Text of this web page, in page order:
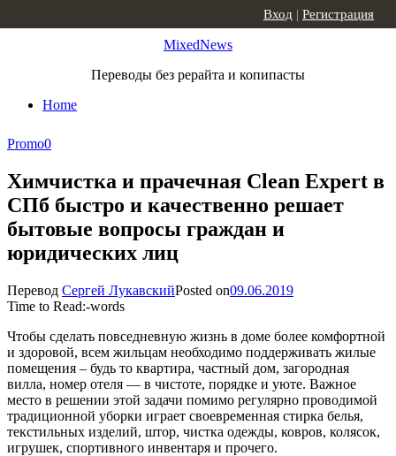
MixedNews
Переводы без рерайта и копипасты
Home
Вход | Регистрация
Promo0
Химчистка и прачечная Clean Expert в
СПб быстро и качественно решает
бытовые вопросы граждан и
юридических лиц
Перевод Сергей ЛукавскийPosted on09.06.2019
Time to Read:-words
Чтобы сделать повседневную жизнь в доме более комфортной
и здоровой, всем жильцам необходимо поддерживать жилые
помещения – будь то квартира, частный дом, загородная
вилла, номер отеля — в чистоте, порядке и уюте. Важное
место в решении этой задачи помимо регулярно проводимой
традиционной уборки играет своевременная стирка белья,
текстильных изделий, штор, чистка одежды, ковров, колясок,
игрушек, спортивного инвентаря и прочего.